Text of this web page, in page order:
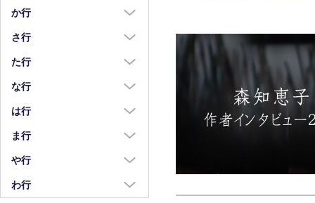
小物・カトラリー
浅野奈生
苧野直樹
安達和治
荒川真吾
荒賀文成
有馬和博
か行
蠣崎マコト
葛西国太郎
葛西義信
河上智美
川合孝知
さ行
坂本達哉
佐川岳彦
佐々木暢子
重田良古
た行
高島慎一
高木剛
瀧田操
な行
中荒江道子
中尾万作
中川紀夫
中町いずみ
は行
橋村大作
長谷川由香
畑中篤
花岡隆
ま行
前田麻美
正木春蔵
や行
八木橋昇
わ行